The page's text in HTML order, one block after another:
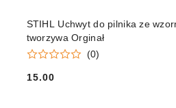
STIHL Uchwyt do pilnika ze
tworzywa Orginał
(0)
Cena:
15.00